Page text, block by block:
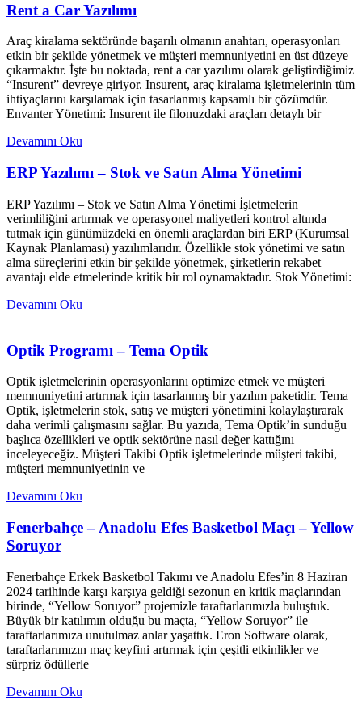
Rent a Car Yazılımı
Araç kiralama sektöründe başarılı olmanın anahtarı, operasyonları
etkin bir şekilde yönetmek ve müşteri memnuniyetini en üst düzeye
çıkarmaktır. İşte bu noktada, rent a car yazılımı olarak geliştirdiğimiz
“Insurent” devreye giriyor. Insurent, araç kiralama işletmelerinin tüm
ihtiyaçlarını karşılamak için tasarlanmış kapsamlı bir çözümdür.
Envanter Yönetimi: Insurent ile filonuzdaki araçları detaylı bir
Devamını Oku
ERP Yazılımı – Stok ve Satın Alma Yönetimi
ERP Yazılımı – Stok ve Satın Alma Yönetimi İşletmelerin
verimliliğini artırmak ve operasyonel maliyetleri kontrol altında
tutmak için günümüzdeki en önemli araçlardan biri ERP (Kurumsal
Kaynak Planlaması) yazılımlarıdır. Özellikle stok yönetimi ve satın
alma süreçlerini etkin bir şekilde yönetmek, şirketlerin rekabet
avantajı elde etmelerinde kritik bir rol oynamaktadır. Stok Yönetimi:
Devamını Oku
Optik Programı – Tema Optik
Optik işletmelerinin operasyonlarını optimize etmek ve müşteri
memnuniyetini artırmak için tasarlanmış bir yazılım paketidir. Tema
Optik, işletmelerin stok, satış ve müşteri yönetimini kolaylaştırarak
daha verimli çalışmasını sağlar. Bu yazıda, Tema Optik’in sunduğu
başlıca özellikleri ve optik sektörüne nasıl değer kattığını
inceleyeceğiz. Müşteri Takibi Optik işletmelerinde müşteri takibi,
müşteri memnuniyetinin ve
Devamını Oku
Fenerbahçe – Anadolu Efes Basketbol Maçı – Yellow
Soruyor
Fenerbahçe Erkek Basketbol Takımı ve Anadolu Efes’in 8 Haziran
2024 tarihinde karşı karşıya geldiği sezonun en kritik maçlarından
birinde, “Yellow Soruyor” projemizle taraftarlarımızla buluştuk.
Büyük bir katılımın olduğu bu maçta, “Yellow Soruyor” ile
taraftarlarımıza unutulmaz anlar yaşattık. Eron Software olarak,
taraftarlarımızın maç keyfini artırmak için çeşitli etkinlikler ve
sürpriz ödüllerle
Devamını Oku